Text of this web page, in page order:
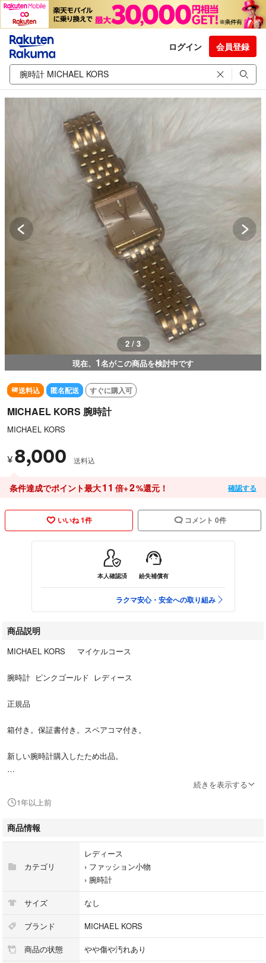
ログイン 会員登録
2 / 3
現在、 1名がこの商品を検討中です
送料込 匿名配送 すぐに購入可
MICHAEL KORS 腕時計
MICHAEL KORS
¥ 8,000 送料込
条件達成でポイント最大11 倍+2%還元！ 確認する
いいね 1件 コメント 0件
本人確認済 紛失補償有
ラクマ安心・安全への取り組み
商品説明
MICHAEL KORS マイケルコース
腕時計 ピンクゴールド レディース
正規品
箱付き。保証書付き。スペアコマ付き。
新しい腕時計購入したため出品。
#腕時計
#時計
#ピンクゴールド
#レディース
#おしゃれ
続きを表示する
1年以上前
商品情報
カテゴリ
レディース
› ファッション小物
› 腕時計
サイズ なし
ブランド MICHAEL KORS
商品の状態 やや傷や汚れあり